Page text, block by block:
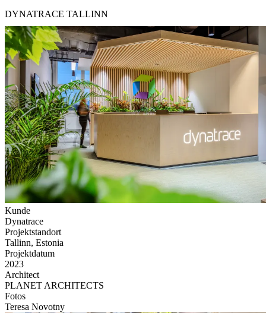
DYNATRACE TALLINN
Kunde
Dynatrace
Projektstandort
Tallinn, Estonia
Projektdatum
2023
Architect
PLANET ARCHITECTS
Fotos
Teresa Novotny